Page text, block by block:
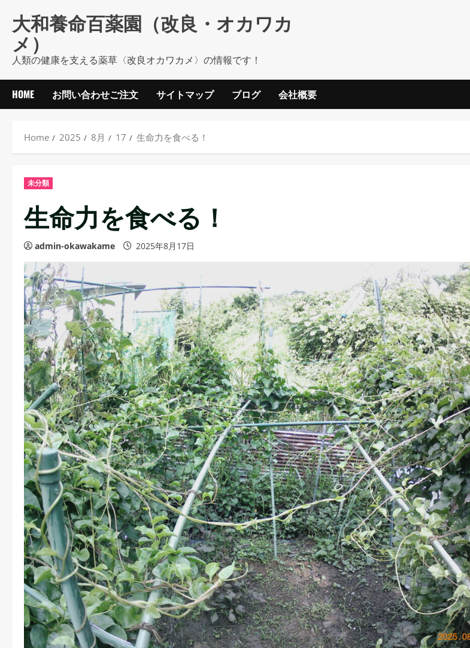
content
大和養命百薬園（改良・オカワカ
メ）
人類の健康を支える薬草〈改良オカワカメ〉の情報です！
HOME お問い合わせご注文 サイトマップ ブログ 会社概要
Home 2025 8月 17 生命力を食べる！
未分類
生命力を食べる！
admin-okawakame 2025年8月17日